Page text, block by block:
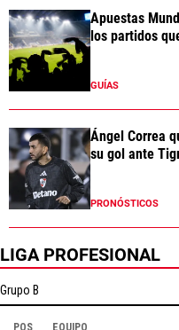
Apuestas
los partidos
GUÍAS
Ángel Correa
su gol ante
PRONÓSTICOS
LIGA PROFESIONAL